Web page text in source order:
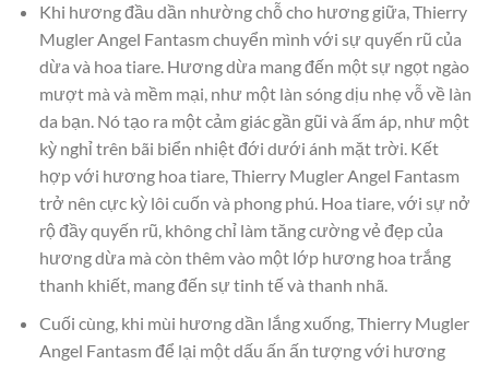
Khi hương đầu dần nhường chỗ cho hương giữa, Thierry
Mugler Angel Fantasm chuyển mình với sự quyến rũ của
dừa và hoa tiare. Hương dừa mang đến một sự ngọt ngào
mượt mà và mềm mại, như một làn sóng dịu nhẹ vỗ về làn
da bạn. Nó tạo ra một cảm giác gần gũi và ấm áp, như một
kỳ nghỉ trên bãi biển nhiệt đới dưới ánh mặt trời. Kết
hợp với hương hoa tiare, Thierry Mugler Angel Fantasm
trở nên cực kỳ lôi cuốn và phong phú. Hoa tiare, với sự nở
rộ đầy quyến rũ, không chỉ làm tăng cường vẻ đẹp của
hương dừa mà còn thêm vào một lớp hương hoa trắng
thanh khiết, mang đến sự tinh tế và thanh nhã.
Cuối cùng, khi mùi hương dần lắng xuống, Thierry Mugler
Angel Fantasm để lại một dấu ấn ấn tượng với hương